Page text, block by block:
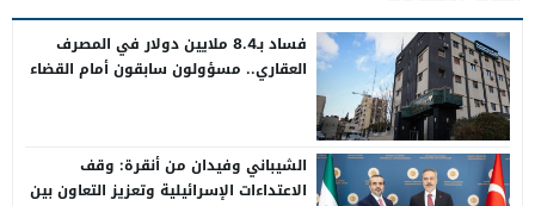
فساد بـ8.4 ملايين دولار في المصرف
العقاري.. مسؤولون سابقون أمام القضاء
الشيباني وفيدان من أنقرة: وقف
الاعتداءات الإسرائيلية وتعزيز التعاون بين